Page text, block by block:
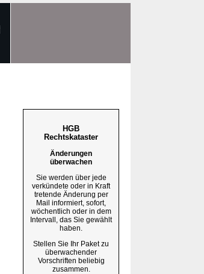
HGB
Rechtskataster
Änderungen
überwachen
Sie werden über jede
verkündete oder in Kraft
tretende Änderung per
Mail informiert, sofort,
wöchentlich oder in dem
Intervall, das Sie gewählt
haben.
Stellen Sie Ihr Paket zu
überwachender
Vorschriften beliebig
zusammen.